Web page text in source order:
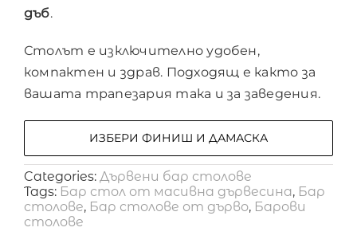
дъб.
Столът е изключително удобен,
компактен и здрав. Подходящ е както за
вашата трапезария така и за заведения.
ИЗБЕРИ ФИНИШ И ДАМАСКА
Categories: Дървени бар столове
Tags: Бар стол от масивна дървесина, Бар
столове, Бар столове от дърво, Барови
столове